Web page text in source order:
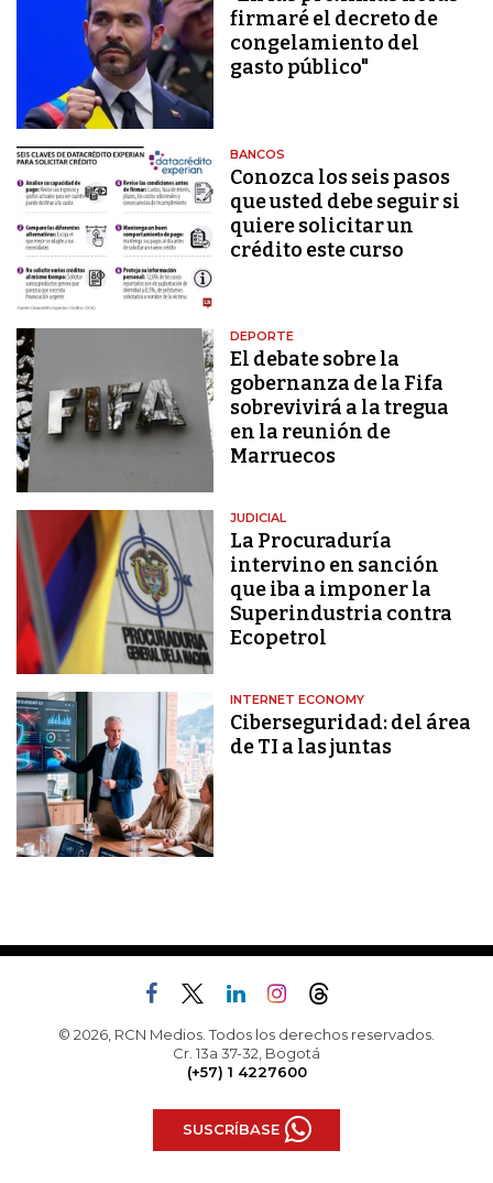
firmaré el decreto de
congelamiento del
gasto público"
BANCOS
Conozca los seis pasos
que usted debe seguir si
quiere solicitar un
crédito este curso
DEPORTE
El debate sobre la
gobernanza de la Fifa
sobrevivirá a la tregua
en la reunión de
Marruecos
JUDICIAL
La Procuraduría
intervino en sanción
que iba a imponer la
Superindustria contra
Ecopetrol
INTERNET ECONOMY
Ciberseguridad: del área
de TI a las juntas
© 2026, RCN Medios. Todos los derechos reservados.
Cr. 13a 37-32, Bogotá
(+57) 1 4227600
SUSCRÍBASE